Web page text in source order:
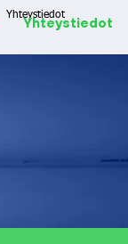
Yhteystiedot
Yhteystiedot